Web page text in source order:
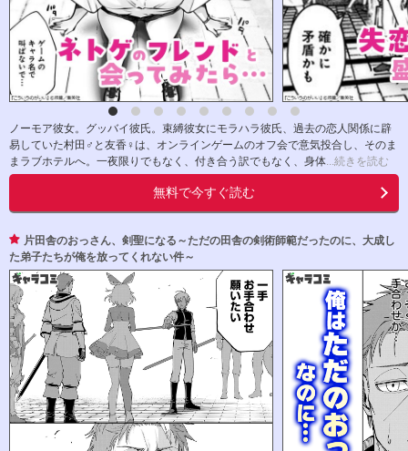
ノーモア彼女。グッバイ彼氏。束縛彼女にモラハラ彼氏、過去の恋人関係に辟
易していた村田♂と友香♀は、オンラインゲームのオフ会で意気投合し、そのま
まラブホテルへ。一夜限りでもなく、付き合う訳でもなく、身体...続きを読む
無料で今すぐ読む
片田舎のおっさん、剣聖になる～ただの田舎の剣術師範だったのに、大成し
た弟子たちが俺を放ってくれない件～